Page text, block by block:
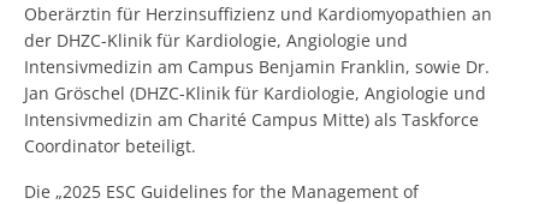
Oberärztin für Herzinsuffizienz und Kardiomyopathien an
der DHZC-Klinik für Kardiologie, Angiologie und
Intensivmedizin am Campus Benjamin Franklin, sowie Dr.
Jan Gröschel (DHZC-Klinik für Kardiologie, Angiologie und
Intensivmedizin am Charité Campus Mitte) als Taskforce
Coordinator beteiligt.
Die „2025 ESC Guidelines for the Management of